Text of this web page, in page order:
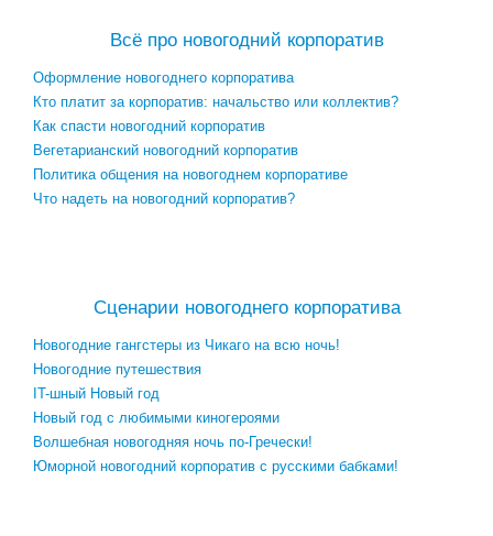
Всё про новогодний корпоратив
Оформление новогоднего корпоратива
Кто платит за корпоратив: начальство или коллектив?
Как спасти новогодний корпоратив
Вегетарианский новогодний корпоратив
Политика общения на новогоднем корпоративе
Что надеть на новогодний корпоратив?
Сценарии новогоднего корпоратива
Новогодние гангстеры из Чикаго на всю ночь!
Новогодние путешествия
IT-шный Новый год
Новый год с любимыми киногероями
Волшебная новогодняя ночь по-Гречески!
Юморной новогодний корпоратив с русскими бабками!